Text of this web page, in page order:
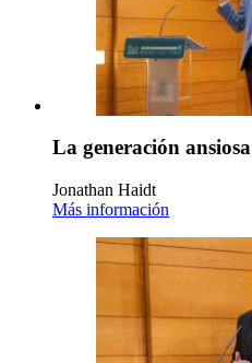
La generación ansiosa
Jonathan Haidt
Más información